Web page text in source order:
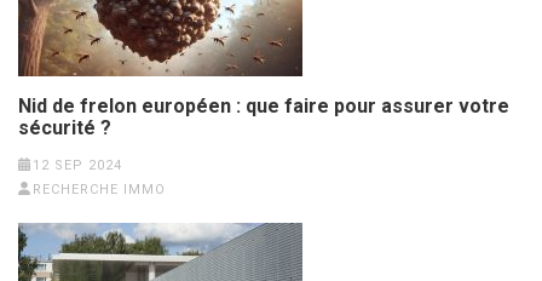
Nid de frelon européen : que faire pour assurer votre
sécurité ?
12 SEP 2024
RECHERCHE IMMO